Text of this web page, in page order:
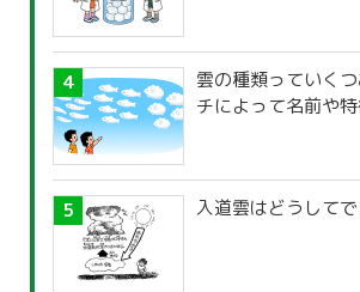
雲の種類っていく
チによって名前や
入道雲はどうして